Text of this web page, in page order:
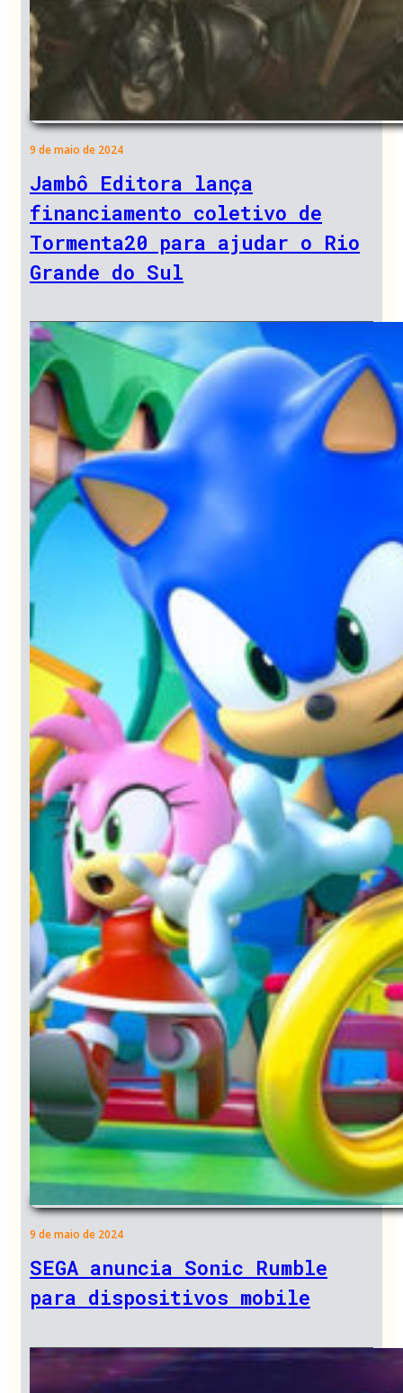
9 de maio de 2024
Jambô Editora lança
financiamento coletivo de
Tormenta20 para ajudar o Rio
Grande do Sul
9 de maio de 2024
SEGA anuncia Sonic Rumble
para dispositivos mobile